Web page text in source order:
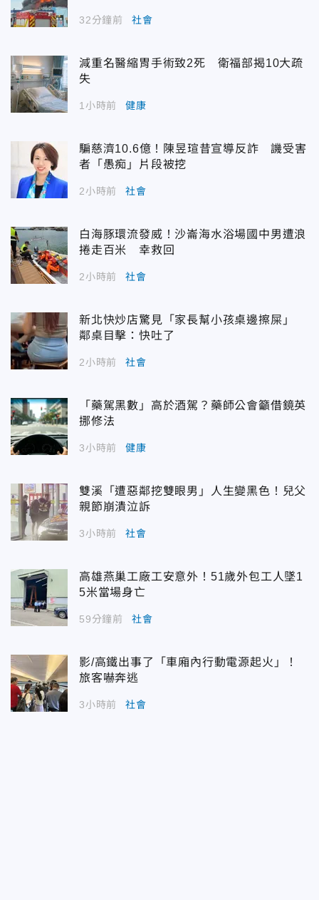
32分鐘前 社會
減重名醫縮胃手術致2死 衛福部揭10大疏
失
1小時前 健康
騙慈濟10.6億！陳昱瑄昔宣導反詐 譏受害
者「愚痴」片段被挖
2小時前 社會
白海豚環流發威！沙崙海水浴場國中男遭浪
捲走百米 幸救回
2小時前 社會
新北快炒店驚見「家長幫小孩桌邊擦屎」
鄰桌目擊：快吐了
2小時前 社會
「藥駕黑數」高於酒駕？藥師公會籲借鏡英
挪修法
3小時前 健康
雙溪「遭惡鄰挖雙眼男」人生變黑色！兒父
親節崩潰泣訴
3小時前 社會
高雄燕巢工廠工安意外！51歲外包工人墜1
5米當場身亡
59分鐘前 社會
影/高鐵出事了「車廂內行動電源起火」！
旅客嚇奔逃
3小時前 社會